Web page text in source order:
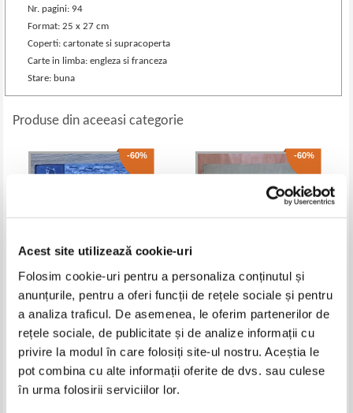
Acest site utilizează cookie-uri
Folosim cookie-uri pentru a personaliza conținutul și
anunțurile, pentru a oferi funcții de rețele sociale și pentru
a analiza traficul. De asemenea, le oferim partenerilor de
rețele sociale, de publicitate și de analize informații cu
privire la modul în care folosiți site-ul nostru. Aceștia le
pot combina cu alte informații oferite de dvs. sau culese
în urma folosirii serviciilor lor.
Nr. pagini: 94
Format: 25 x 27 cm
Coperti: cartonate si supracoperta
Carte in limba: engleza si franceza
Stare: buna
Produse din aceeasi categorie
-60%
Marques. Berco da aeronautica
militar portuguesa
Pret:37,00Lei 14,80 Lei
Adaugă în coș
-60%
Stefan Bals, Corina Nicolescu -
Manastirea Moldovita
Pret:48,00Lei 19,20 Lei
Adaugă în coș